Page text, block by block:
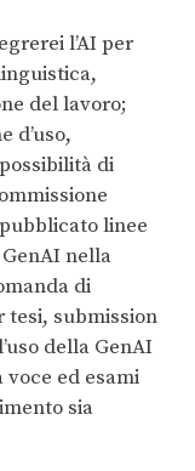
l’AI per
del lavoro;
d’uso,
di
linee
nella
di
tesi, submission
della GenAI
ed esami
sia